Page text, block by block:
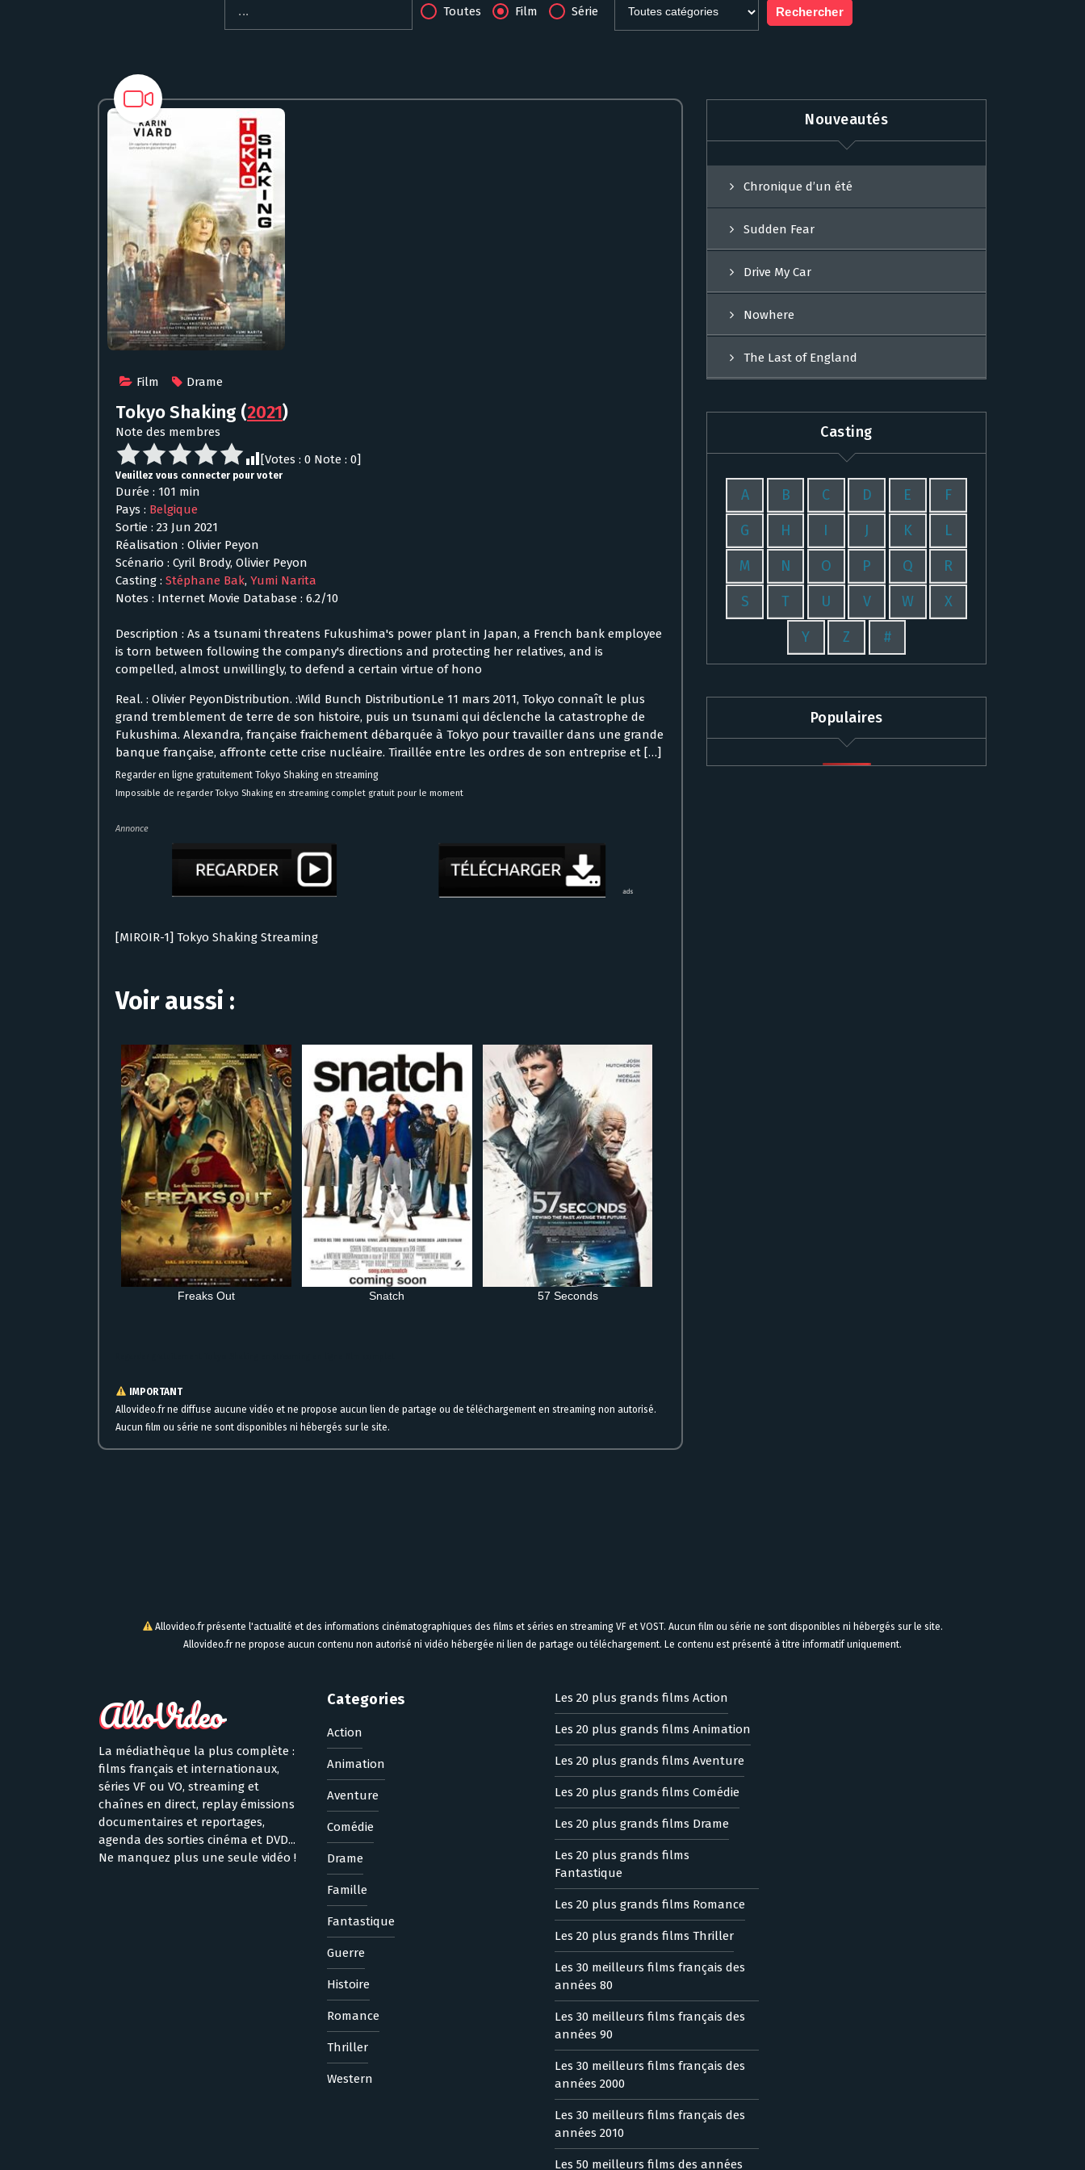
Toutes Film Série
Film Drame
Tokyo Shaking (2021)
Note des membres
[Votes : 0 Note : 0]
Veuillez vous connecter pour voter
Durée : 101 min
Pays : Belgique
Sortie : 23 Jun 2021
Réalisation : Olivier Peyon
Scénario : Cyril Brody, Olivier Peyon
Casting : Stéphane Bak, Yumi Narita
Notes : Internet Movie Database : 6.2/10
Description : As a tsunami threatens Fukushima's power plant in Japan, a French bank employee
is torn between following the company's directions and protecting her relatives, and is
compelled, almost unwillingly, to defend a certain virtue of hono
Real. : Olivier PeyonDistribution. :Wild Bunch DistributionLe 11 mars 2011, Tokyo connaît le plus
grand tremblement de terre de son histoire, puis un tsunami qui déclenche la catastrophe de
Fukushima. Alexandra, française fraichement débarquée à Tokyo pour travailler dans une grande
banque française, affronte cette crise nucléaire. Tiraillée entre les ordres de son entreprise et […]
Regarder en ligne gratuitement Tokyo Shaking en streaming
Impossible de regarder Tokyo Shaking en streaming complet gratuit pour le moment
Annonce
[MIROIR-1] Tokyo Shaking Streaming
Voir aussi :
Freaks Out Snatch 57 Seconds
IMPORTANT
Allovideo.fr ne diffuse aucune vidéo et ne propose aucun lien de partage ou de téléchargement en streaming non autorisé.
Aucun film ou série ne sont disponibles ni hébergés sur le site.
Nouveautés
Chronique d’un été
Sudden Fear
Drive My Car
Nowhere
The Last of England
Casting
A B C D E F
G H I J K L
M N O P Q R
S T U V W X
Y Z #
Populaires
Allovideo.fr présente l'actualité et des informations cinématographiques des films et séries en streaming VF et VOST. Aucun film ou série ne sont disponibles ni hébergés sur le site.
Allovideo.fr ne propose aucun contenu non autorisé ni vidéo hébergée ni lien de partage ou téléchargement. Le contenu est présenté à titre informatif uniquement.
La médiathèque la plus complète :
films français et internationaux,
séries VF ou VO, streaming et
chaînes en direct, replay émissions
documentaires et reportages,
agenda des sorties cinéma et DVD...
Ne manquez plus une seule vidéo !
Categories
Action
Animation
Aventure
Comédie
Drame
Famille
Fantastique
Guerre
Histoire
Romance
Thriller
Western
Les 20 plus grands films Action
Les 20 plus grands films Animation
Les 20 plus grands films Aventure
Les 20 plus grands films Comédie
Les 20 plus grands films Drame
Les 20 plus grands films
Fantastique
Les 20 plus grands films Romance
Les 20 plus grands films Thriller
Les 30 meilleurs films français des
années 80
Les 30 meilleurs films français des
années 90
Les 30 meilleurs films français des
années 2000
Les 30 meilleurs films français des
années 2010
Les 50 meilleurs films des années